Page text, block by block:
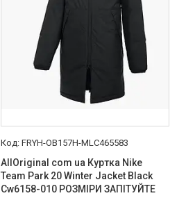
FRYH-OB157H-MLC465583
AllOriginal com ua Куртка Nike
Team Park 20 Winter Jacket Black
Cw6158-010 РОЗМІРИ ЗАПІТУЙТЕ